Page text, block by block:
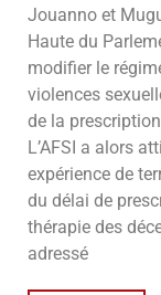
Jouanno et
Haute du
modifier le
violences
de la
L’AFSI a alors
expérience de
du délai de
thérapie des
adressé